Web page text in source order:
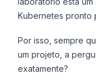
Kubernetes pronto
Por isso, sempre
um projeto, a
exatamente?